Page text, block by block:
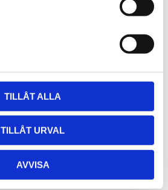
TILLÅT ALLA
TILLÅT URVAL
AVVISA